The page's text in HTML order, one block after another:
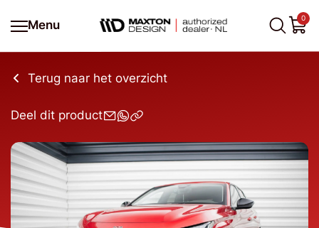
Menu
0
Terug naar het overzicht
Deel dit product